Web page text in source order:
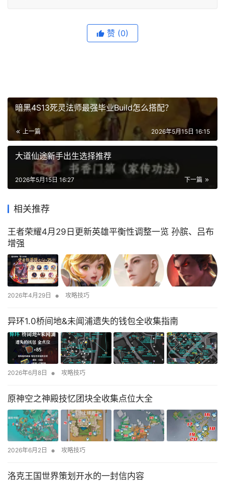
赞 (0)
暗黑4S13死灵法师最强毕业Build怎么搭配？
上一篇 2026年5月15日 16:15
大道仙途新手出生选择推荐
下一篇
2026年5月15日 16:27
相关推荐
王者荣耀4月29日更新英雄平衡性调整一览 孙膑、吕布
增强
2026年4月29日 • 攻略技巧
异环1.0桥间地&未闻浦遗失的钱包全收集指南
2026年6月8日 • 攻略技巧
原神空之神殿技忆团块全收集点位大全
2026年6月2日 • 攻略技巧
洛克王国世界策划开水的一封信内容